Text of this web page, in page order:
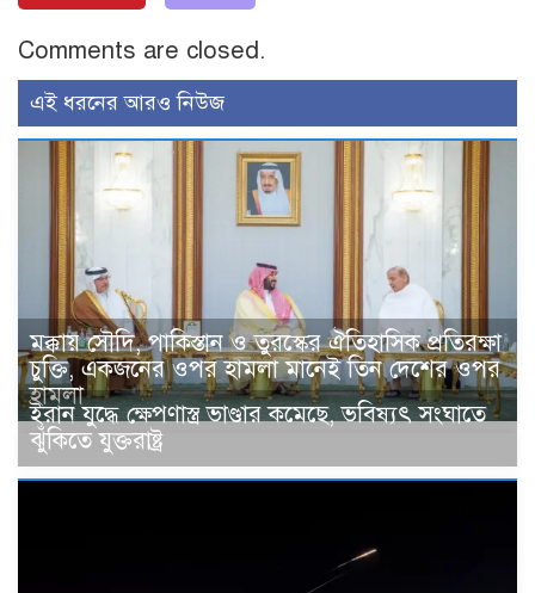
Comments are closed.
এই ধরনের আরও নিউজ
মক্কায় সৌদি, পাকিস্তান ও তুরস্কের ঐতিহাসিক প্রতিরক্ষা
চুক্তি, একজনের ওপর হামলা মানেই তিন দেশের ওপর
হামলা
ইরান যুদ্ধে ক্ষেপণাস্ত্র ভাণ্ডার কমেছে, ভবিষ্যৎ সংঘাতে
ঝুঁকিতে যুক্তরাষ্ট্র